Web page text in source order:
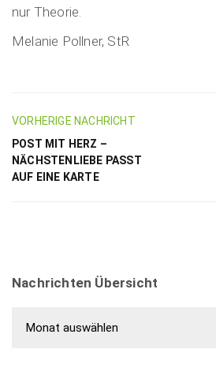
nur Theorie.
Melanie Pollner, StR
VORHERIGE NACHRICHT
POST MIT HERZ –
NÄCHSTENLIEBE PASST
AUF EINE KARTE
Nachrichten Übersicht